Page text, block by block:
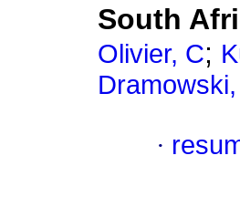
South
Olivier, C;
·